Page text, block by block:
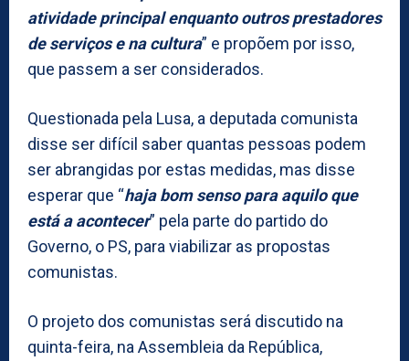
atividade principal enquanto outros prestadores
de serviços e na cultura” e propõem por isso,
que passem a ser considerados.
Questionada pela Lusa, a deputada comunista
disse ser difícil saber quantas pessoas podem
ser abrangidas por estas medidas, mas disse
esperar que “haja bom senso para aquilo que
está a acontecer” pela parte do partido do
Governo, o PS, para viabilizar as propostas
comunistas.
O projeto dos comunistas será discutido na
quinta-feira, na Assembleia da República,